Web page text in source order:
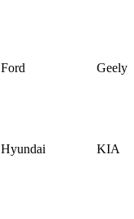
Ford Geely
Hyundai KIA